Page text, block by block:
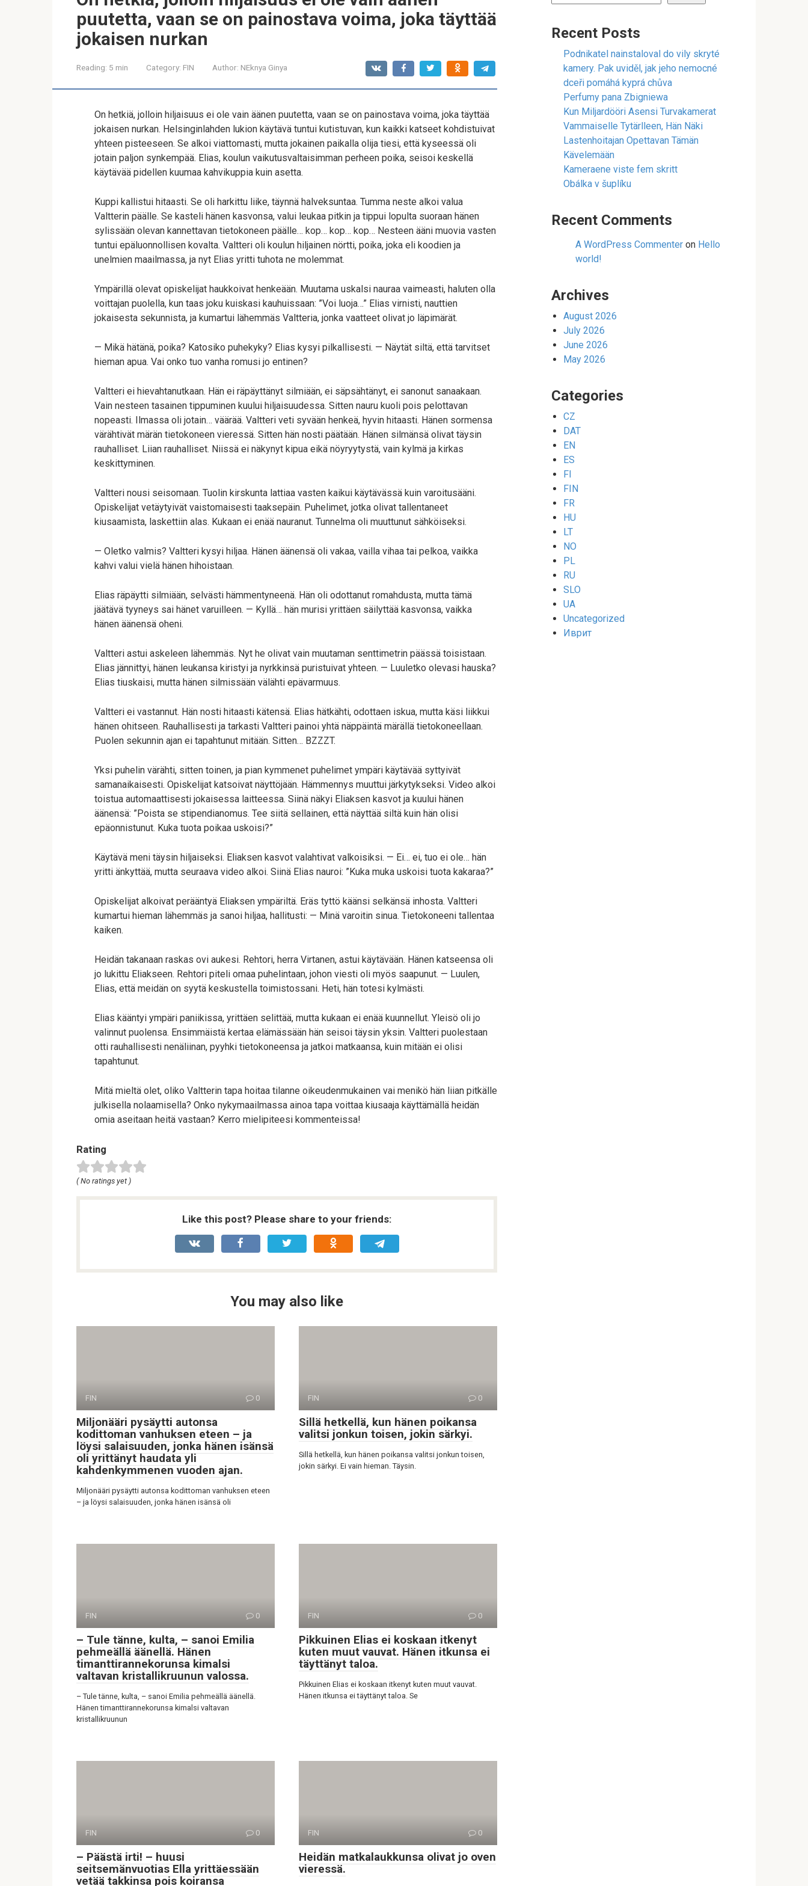
puutetta, vaan se on painostava voima, joka täyttää
jokaisen nurkan
Reading: 5 min Category: FIN Author: NEknya Ginya
On hetkiä, jolloin hiljaisuus ei ole vain äänen puutetta, vaan se on painostava voima, joka täyttää
jokaisen nurkan. Helsinginlahden lukion käytävä tuntui kutistuvan, kun kaikki katseet kohdistuivat
yhteen pisteeseen. Se alkoi viattomasti, mutta jokainen paikalla olija tiesi, että kyseessä oli
jotain paljon synkempää. Elias, koulun vaikutusvaltaisimman perheen poika, seisoi keskellä
käytävää pidellen kuumaa kahvikuppia kuin asetta.
Kuppi kallistui hitaasti. Se oli harkittu liike, täynnä halveksuntaa. Tumma neste alkoi valua
Valtterin päälle. Se kasteli hänen kasvonsa, valui leukaa pitkin ja tippui lopulta suoraan hänen
sylissään olevan kannettavan tietokoneen päälle… kop… kop… kop… Nesteen ääni muovia vasten
tuntui epäluonnollisen kovalta. Valtteri oli koulun hiljainen nörtti, poika, joka eli koodien ja
unelmien maailmassa, ja nyt Elias yritti tuhota ne molemmat.
Ympärillä olevat opiskelijat haukkoivat henkeään. Muutama uskalsi nauraa vaimeasti, haluten olla
voittajan puolella, kun taas joku kuiskasi kauhuissaan: ”Voi luoja…” Elias virnisti, nauttien
jokaisesta sekunnista, ja kumartui lähemmäs Valtteria, jonka vaatteet olivat jo läpimärät.
— Mikä hätänä, poika? Katosiko puhekyky? Elias kysyi pilkallisesti. — Näytät siltä, että tarvitset
hieman apua. Vai onko tuo vanha romusi jo entinen?
Valtteri ei hievahtanutkaan. Hän ei räpäyttänyt silmiään, ei säpsähtänyt, ei sanonut sanaakaan.
Vain nesteen tasainen tippuminen kuului hiljaisuudessa. Sitten nauru kuoli pois pelottavan
nopeasti. Ilmassa oli jotain… väärää. Valtteri veti syvään henkeä, hyvin hitaasti. Hänen sormensa
värähtivät märän tietokoneen vieressä. Sitten hän nosti päätään. Hänen silmänsä olivat täysin
rauhalliset. Liian rauhalliset. Niissä ei näkynyt kipua eikä nöyryytystä, vain kylmä ja kirkas
keskittyminen.
Valtteri nousi seisomaan. Tuolin kirskunta lattiaa vasten kaikui käytävässä kuin varoitusääni.
Opiskelijat vetäytyivät vaistomaisesti taaksepäin. Puhelimet, jotka olivat tallentaneet
kiusaamista, laskettiin alas. Kukaan ei enää nauranut. Tunnelma oli muuttunut sähköiseksi.
— Oletko valmis? Valtteri kysyi hiljaa. Hänen äänensä oli vakaa, vailla vihaa tai pelkoa, vaikka
kahvi valui vielä hänen hihoistaan.
Elias räpäytti silmiään, selvästi hämmentyneenä. Hän oli odottanut romahdusta, mutta tämä
jäätävä tyyneys sai hänet varuilleen. — Kyllä… hän murisi yrittäen säilyttää kasvonsa, vaikka
hänen äänensä oheni.
Valtteri astui askeleen lähemmäs. Nyt he olivat vain muutaman senttimetrin päässä toisistaan.
Elias jännittyi, hänen leukansa kiristyi ja nyrkkinsä puristuivat yhteen. — Luuletko olevasi hauska?
Elias tiuskaisi, mutta hänen silmissään välähti epävarmuus.
Valtteri ei vastannut. Hän nosti hitaasti kätensä. Elias hätkähti, odottaen iskua, mutta käsi liikkui
hänen ohitseen. Rauhallisesti ja tarkasti Valtteri painoi yhtä näppäintä märällä tietokoneellaan.
Puolen sekunnin ajan ei tapahtunut mitään. Sitten… BZZZT.
Yksi puhelin värähti, sitten toinen, ja pian kymmenet puhelimet ympäri käytävää syttyivät
samanaikaisesti. Opiskelijat katsoivat näyttöjään. Hämmennys muuttui järkytykseksi. Video alkoi
toistua automaattisesti jokaisessa laitteessa. Siinä näkyi Eliaksen kasvot ja kuului hänen
äänensä: ”Poista se stipendianomus. Tee siitä sellainen, että näyttää siltä kuin hän olisi
epäonnistunut. Kuka tuota poikaa uskoisi?”
Käytävä meni täysin hiljaiseksi. Eliaksen kasvot valahtivat valkoisiksi. — Ei… ei, tuo ei ole… hän
yritti änkyttää, mutta seuraava video alkoi. Siinä Elias nauroi: ”Kuka muka uskoisi tuota kakaraa?”
Opiskelijat alkoivat perääntyä Eliaksen ympäriltä. Eräs tyttö käänsi selkänsä inhosta. Valtteri
kumartui hieman lähemmäs ja sanoi hiljaa, hallitusti: — Minä varoitin sinua. Tietokoneeni tallentaa
kaiken.
Heidän takanaan raskas ovi aukesi. Rehtori, herra Virtanen, astui käytävään. Hänen katseensa oli
jo lukittu Eliakseen. Rehtori piteli omaa puhelintaan, johon viesti oli myös saapunut. — Luulen,
Elias, että meidän on syytä keskustella toimistossani. Heti, hän totesi kylmästi.
Elias kääntyi ympäri paniikissa, yrittäen selittää, mutta kukaan ei enää kuunnellut. Yleisö oli jo
valinnut puolensa. Ensimmäistä kertaa elämässään hän seisoi täysin yksin. Valtteri puolestaan
otti rauhallisesti nenäliinan, pyyhki tietokoneensa ja jatkoi matkaansa, kuin mitään ei olisi
tapahtunut.
Mitä mieltä olet, oliko Valtterin tapa hoitaa tilanne oikeudenmukainen vai menikö hän liian pitkälle
julkisella nolaamisella? Onko nykymaailmassa ainoa tapa voittaa kiusaaja käyttämällä heidän
omia aseitaan heitä vastaan? Kerro mielipiteesi kommenteissa!
Rating
( No ratings yet )
Like this post? Please share to your friends:
You may also like
FIN 0
Miljonääri pysäytti autonsa
kodittoman vanhuksen eteen – ja
löysi salaisuuden, jonka hänen isänsä
oli yrittänyt haudata yli
kahdenkymmenen vuoden ajan.
Miljonääri pysäytti autonsa kodittoman vanhuksen eteen
– ja löysi salaisuuden, jonka hänen isänsä oli
FIN 0
Sillä hetkellä, kun hänen poikansa
valitsi jonkun toisen, jokin särkyi.
Sillä hetkellä, kun hänen poikansa valitsi jonkun toisen,
jokin särkyi. Ei vain hieman. Täysin.
FIN 0
– Tule tänne, kulta, – sanoi Emilia
pehmeällä äänellä. Hänen
timanttirannekorunsa kimalsi
valtavan kristallikruunun valossa.
– Tule tänne, kulta, – sanoi Emilia pehmeällä äänellä.
Hänen timanttirannekorunsa kimalsi valtavan
kristallikruunun
FIN 0
Pikkuinen Elias ei koskaan itkenyt
kuten muut vauvat. Hänen itkunsa ei
täyttänyt taloa.
Pikkuinen Elias ei koskaan itkenyt kuten muut vauvat.
Hänen itkunsa ei täyttänyt taloa. Se
FIN 0
– Päästä irti! – huusi
seitsemänvuotias Ella yrittäessään
vetää takkinsa pois koiransa
FIN 0
Heidän matkalaukkunsa olivat jo oven
vieressä.
Recent Posts
Podnikatel nainstaloval do vily skryté
kamery. Pak uviděl, jak jeho nemocné
dceři pomáhá kyprá chůva
Perfumy pana Zbigniewa
Kun Miljardööri Asensi Turvakamerat
Vammaiselle Tytärlleen, Hän Näki
Lastenhoitajan Opettavan Tämän
Kävelemään
Kameraene viste fem skritt
Obálka v šuplíku
Recent Comments
A WordPress Commenter on Hello
world!
Archives
August 2026
July 2026
June 2026
May 2026
Categories
CZ
DAT
EN
ES
FI
FIN
FR
HU
LT
NO
PL
RU
SLO
UA
Uncategorized
Иврит